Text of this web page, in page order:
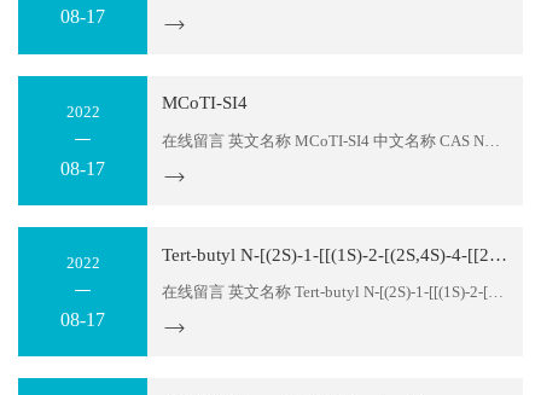
08-17
2022
08-17
MCoTI-SI4
2022
08-17
Tert-butyl N-[(2S)-1-[[(1S)-2-[(2S,4S)-4-[[2-[2-[2-[2-[2-(2-aminoethoxy)ethoxy]ethoxy]ethoxy]ethoxy]acetyl]amino]-2-[[(1R)-1,2,3,4-tetrahydronaphthalen-1-yl]carbamoyl]pyrrolidin-1-yl]-1-cyclohexyl-2-o
在线留言 英文名称 Tert-butyl N-[(2S)-1-[[(1S)-2-[(2S,4S)-4-[[2-[2-[2-[2-[2-(2-aminoethoxy)ethoxy]ethoxy]ethoxy]ethoxy]acetyl]amino]-2-[[(1R)-1,2,3,4-tetrahydronaphthalen-1-yl]carbamoyl]pyrrolidin-1-yl]-1-cyclohexyl-2-oxoethyl]amino]-1-oxopropan-2-yl]-N-methylcarb...